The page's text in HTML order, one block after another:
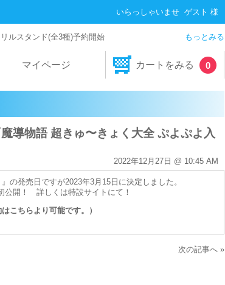
いらっしゃいませ ゲスト 様
もっとみる
ルスタンド(全3種)予約開始
マイページ カートをみる 0
導物語 超きゅ〜きょく大全 ぷよぷよ入
2022年12月27日 @ 10:45 AM
の発売日ですが2023年3月15日に決定しました。
公開！ 詳しくは特設サイトにて！
こちらより可能です。）
次の記事へ »